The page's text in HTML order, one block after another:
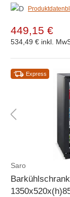
449,15 €
534,49 € inkl.
Express
Saro